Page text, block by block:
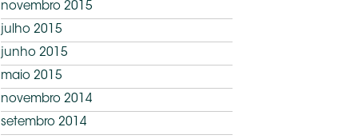
novembro 2015
julho 2015
junho 2015
maio 2015
novembro 2014
setembro 2014